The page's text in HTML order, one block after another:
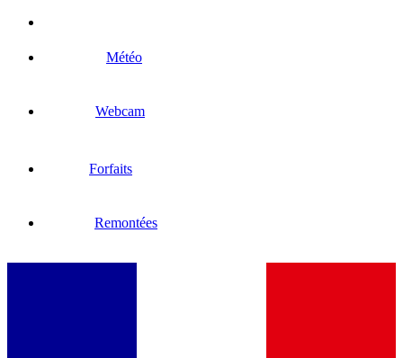
Météo
Webcam
Forfaits
Remontées